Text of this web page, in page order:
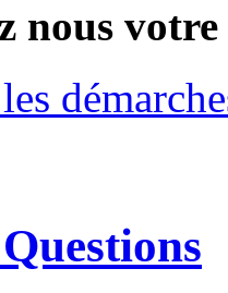
nous